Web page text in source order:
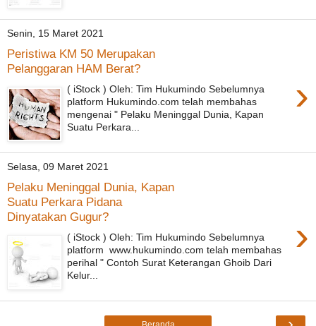
Senin, 15 Maret 2021
Peristiwa KM 50 Merupakan
Pelanggaran HAM Berat?
›
( iStock ) Oleh: Tim Hukumindo Sebelumnya
platform Hukumindo.com telah membahas
mengenai " Pelaku Meninggal Dunia, Kapan
Suatu Perkara...
Selasa, 09 Maret 2021
Pelaku Meninggal Dunia, Kapan
Suatu Perkara Pidana
Dinyatakan Gugur?
›
( iStock ) Oleh: Tim Hukumindo Sebelumnya
platform www.hukumindo.com telah membahas
perihal " Contoh Surat Keterangan Ghoib Dari
Kelur...